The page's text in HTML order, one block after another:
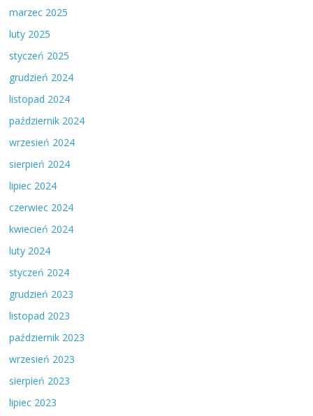
marzec 2025
luty 2025
styczeń 2025
grudzień 2024
listopad 2024
październik 2024
wrzesień 2024
sierpień 2024
lipiec 2024
czerwiec 2024
kwiecień 2024
luty 2024
styczeń 2024
grudzień 2023
listopad 2023
październik 2023
wrzesień 2023
sierpień 2023
lipiec 2023